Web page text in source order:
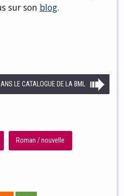
sur son blog.
LE CATALOGUE DE LA BML
Roman / nouvelle